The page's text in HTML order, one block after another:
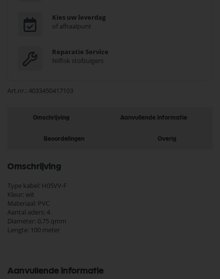
Kies uw leverdag
of afhaalpunt
Reparatie Service
Nilfisk stofzuigers
Art.nr. 4033450417103
Omschrijving Aanvullende informatie
Beoordelingen Overig
Omschrijving
Type kabel: H05VV-F
Kleur: wit
Materiaal: PVC
Aantal aders: 4
Diameter: 0,75 qmm
Lengte: 100 meter
Aanvullende informatie